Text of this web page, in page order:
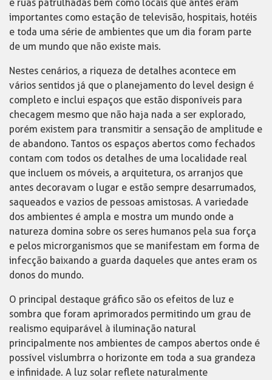
e ruas patrulhadas bem como locais que antes eram
importantes como estação de televisão, hospitais, hotéis
e toda uma série de ambientes que um dia foram parte
de um mundo que não existe mais.
Nestes cenários, a riqueza de detalhes acontece em
vários sentidos já que o planejamento do level design é
completo e inclui espaços que estão disponíveis para
checagem mesmo que não haja nada a ser explorado,
porém existem para transmitir a sensação de amplitude e
de abandono. Tantos os espaços abertos como fechados
contam com todos os detalhes de uma localidade real
que incluem os móveis, a arquitetura, os arranjos que
antes decoravam o lugar e estão sempre desarrumados,
saqueados e vazios de pessoas amistosas. A variedade
dos ambientes é ampla e mostra um mundo onde a
natureza domina sobre os seres humanos pela sua força
e pelos microrganismos que se manifestam em forma de
infecção baixando a guarda daqueles que antes eram os
donos do mundo.
O principal destaque gráfico são os efeitos de luz e
sombra que foram aprimorados permitindo um grau de
realismo equiparável à iluminação natural
principalmente nos ambientes de campos abertos onde é
possível vislumbrra o horizonte em toda a sua grandeza
e infinidade. A luz solar reflete naturalmente